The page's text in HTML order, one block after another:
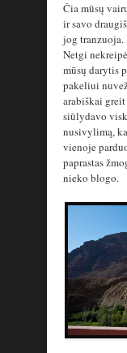
Čia mūsų
ir savo
jog tranzuoja.
Netgi
mūsų darytis
pakeliui
arabiškai
siūlydavo
nusivylimą,
vienoje
paprastas
nieko blogo.